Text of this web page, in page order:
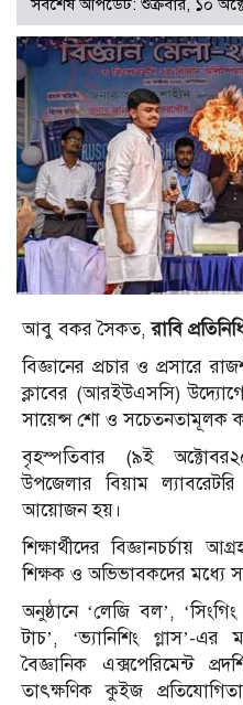
আবু বকর সৈকত,রাবি
বিজ্ঞানের প্রচার ও প্রসারে
ক্লাবের (আরইউএসসি) উদ্যোগে
সায়েন্স শো ও সচেতনতামূলক
বৃহস্পতিবার (৯ই
উপজেলার বিয়াম
আয়োজন হয়।
শিক্ষার্থীদের বিজ্ঞানচর্চায়
শিক্ষক ও অভিভাবকদের মধ্যে
অনুষ্ঠানে ‘লেজি বল’,
টাচ’, ‘ভ্যানিশিং গ্লাস’-
বৈজ্ঞানিক এক্সপেরিমেন্ট
তাৎক্ষণিক কুইজ